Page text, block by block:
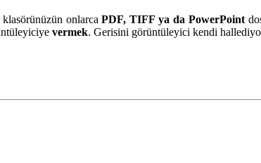
onlarcaPDF, TIFF ya da PowerPoint
vermek. Gerisini görüntüleyici kendi